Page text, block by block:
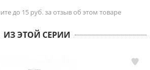
до 15 руб. за отзыв об этом товаре
ИЗ ЭТОЙ СЕРИИ